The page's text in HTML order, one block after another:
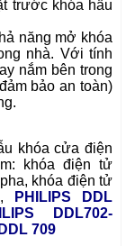
trước khóa hầu
năng mở khóa
nhà. Với tính
nắm bên trong
bảo an toàn)
khóa cửa điện
khóa điện tử
, khóa điện tử
,
PHILIPS DDL
DDL702-
709